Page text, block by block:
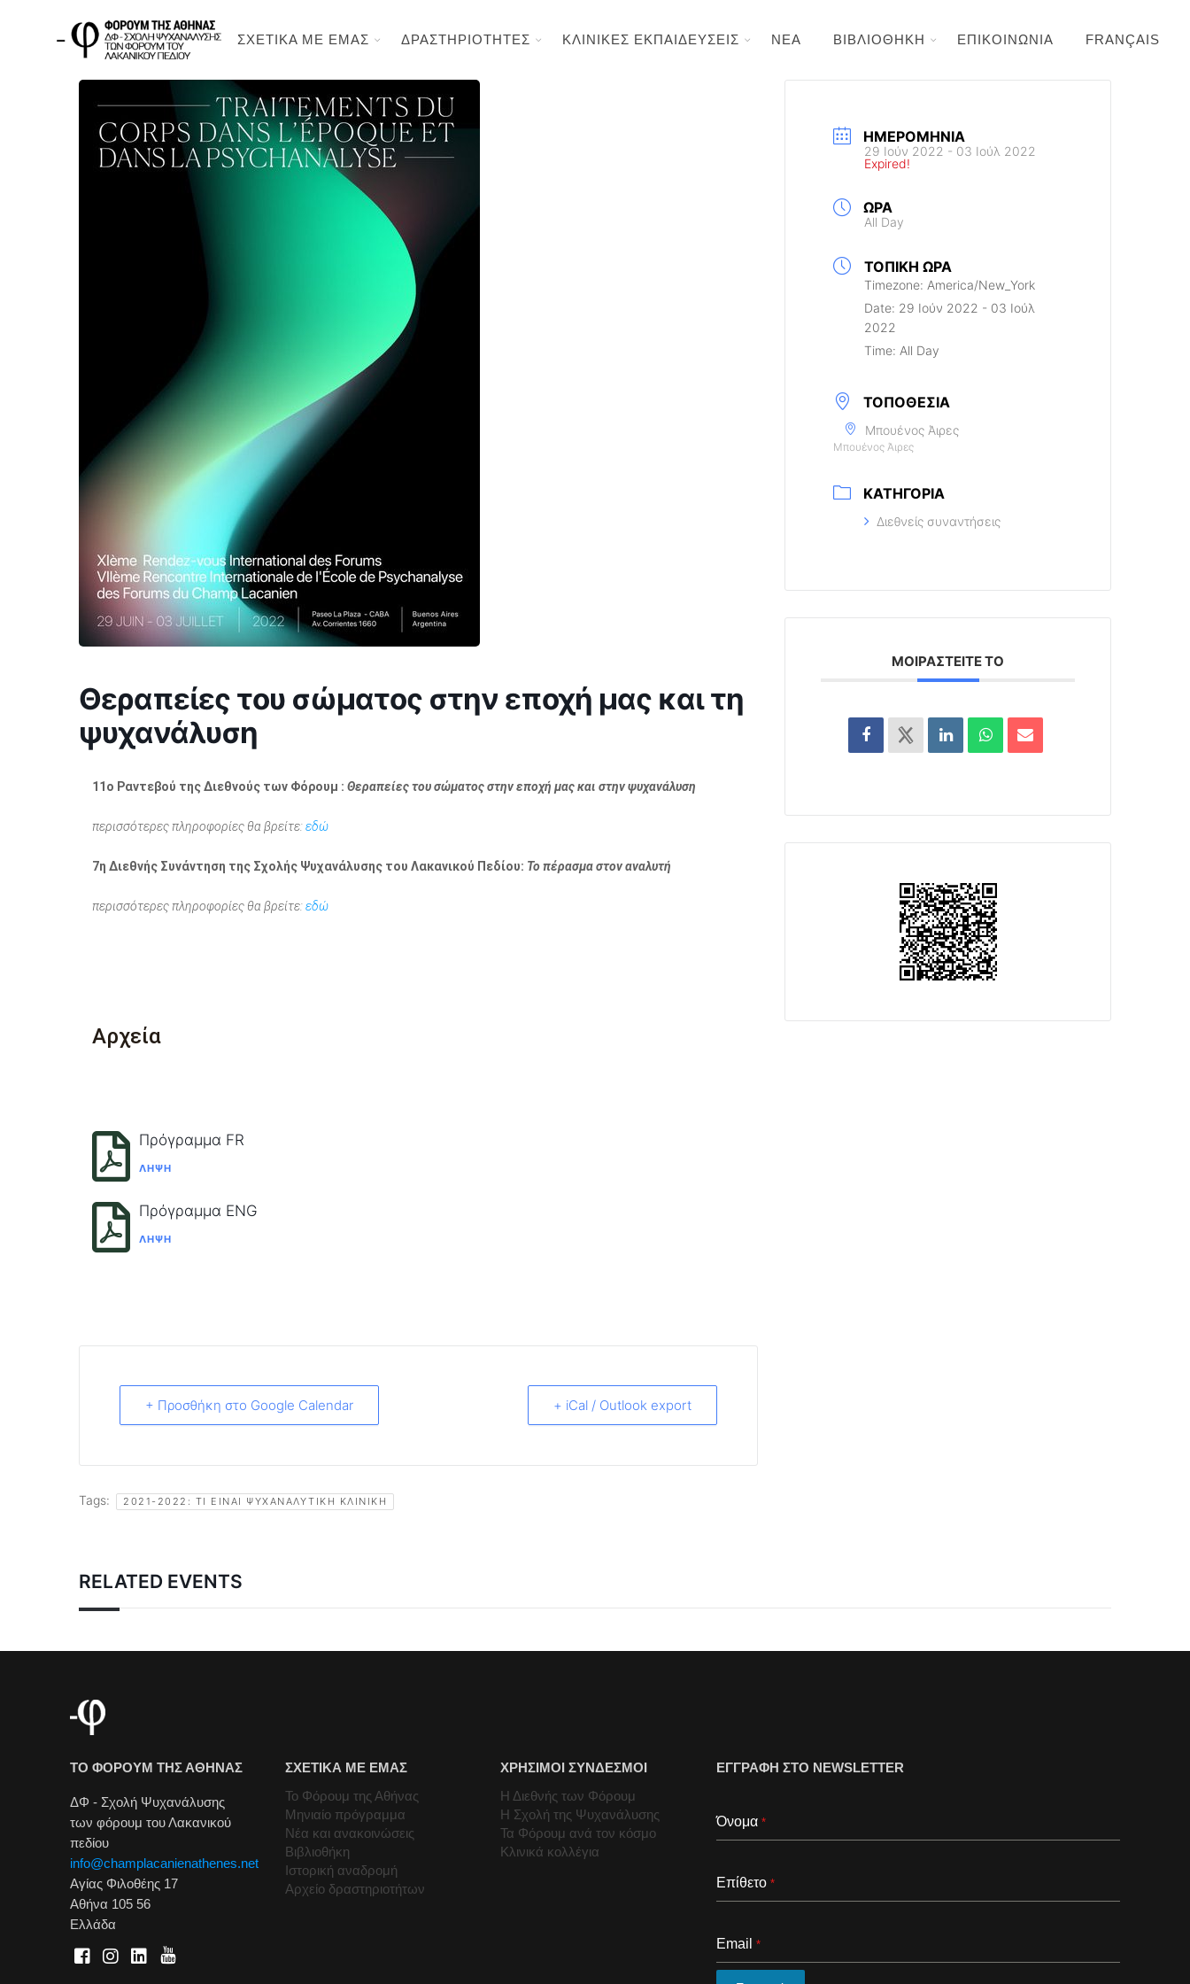
ΣΧΕΤΙΚΑ ΜΕ ΕΜΑΣ ΔΡΑΣΤΗΡΙΟΤΗΤΕΣ ΚΛΙΝΙΚΕΣ ΕΚΠΑΙΔΕΥΣΕΙΣ ΝΕΑ ΒΙΒΛΙΟΘΗΚΗ ΕΠΙΚΟΙΝΩΝΙΑ FRANÇAIS
Θεραπείες του σώματος στην εποχή μας και τη
ψυχανάλυση
11ο Ραντεβού της Διεθνούς των Φόρουμ : Θεραπείες του σώματος στην εποχή μας και στην ψυχανάλυση
περισσότερες πληροφορίες θα βρείτε:εδώ
7η Διεθνής Συνάντηση της Σχολής Ψυχανάλυσης του Λακανικού Πεδίου: Το πέρασμα στον αναλυτή
περισσότερες πληροφορίες θα βρείτε:εδώ
Αρχεία
Πρόγραμμα FR
ΛΉΨΗ
Πρόγραμμα ENG
ΛΉΨΗ
+ Προσθήκη στο Google Calendar + iCal / Outlook export
Tags: 2021-2022: ΤΙ ΕΊΝΑΙ ΨΥΧΑΝΑΛΥΤΙΚΉ ΚΛΙΝΙΚΉ
ΗΜΕΡΟΜΗΝΊΑ
29 Ιούν 2022 - 03 Ιούλ 2022
Expired!
ΏΡΑ
All Day
ΤΟΠΙΚΉ ΏΡΑ
Timezone: America/New_York
Date: 29 Ιούν 2022 - 03 Ιούλ
2022
Time: All Day
ΤΟΠΟΘΕΣΊΑ
Μπουένος Άιρες
Μπουένος Άιρες
ΚΑΤΗΓΟΡΊΑ
Διεθνείς συναντήσεις
ΜΟΙΡΑΣΤΕΊΤΕ ΤΟ
RELATED EVENTS
ΤΟ ΦΟΡΟΥΜ ΤΗΣ ΑΘΗΝΑΣ
ΔΦ - Σχολή Ψυχανάλυσης
των φόρουμ του Λακανικού
πεδίου
info@champlacanienathenes.net
Αγίας Φιλοθέης 17
Αθήνα 105 56
Ελλάδα
ΣΧΕΤΙΚΑ ΜΕ ΕΜΑΣ
Το Φόρουμ της Αθήνας
Μηνιαίο πρόγραμμα
Νέα και ανακοινώσεις
Βιβλιοθήκη
Ιστορική αναδρομή
Αρχείο δραστηριοτήτων
ΧΡΗΣΙΜΟΙ ΣΥΝΔΕΣΜΟΙ
Η Διεθνής των Φόρουμ
Η Σχολή της Ψυχανάλυσης
Τα Φόρουμ ανά τον κόσμο
Κλινικά κολλέγια
ΕΓΓΡΑΦΗ ΣΤΟ NEWSLETTER
Όνομα *
Επίθετο *
Email *